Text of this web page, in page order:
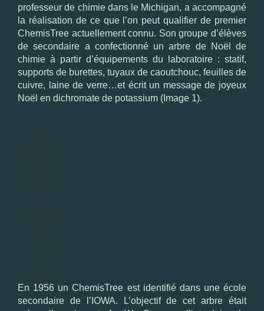
professeur de chimie dans le Michigan, a accompagné
la réalisation de ce que l’on peut qualifier de premier
ChemisTree actuellement connu. Son groupe d’élèves
de secondaire a confectionné un arbre de Noël de
chimie à partir d’équipements du laboratoire : statif,
supports de burettes, tuyaux de caoutchouc, feuilles de
cuivre, laine de verre…et écrit un message de joyeux
Noël en dichromate de potassium (Image 1).
En 1956 un ChemisTree est identifié dans une école
secondaire de l’IOWA. L’objectif de cet arbre était